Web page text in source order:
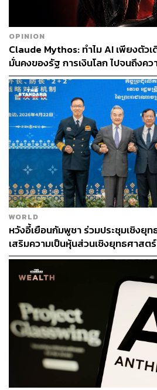
ทางด้าน ดร.กิตติ โฆษะวิสุทธิ์ ผู้จัดก
ปลอดภัยด้านสารสนเทศและความป
กรุงเทพ จำกัด (มหาชน) กล่าวว่า สา
มากมีความพร้อมในระดับ ‘สมบูรณ์’
ความรู้ความเข้าใจ และอีกประเด็น
ประเทศไทยยังไม่ถูกหมายเป้าเป็นจุ
สามารถมองในแง่ดีได้ แต่ในขณะเดีย
เหตุผลที่ทำให้เราไม่มีแรงจูงใจเพียง
เป็นเหตุผลหลักว่าทำไมทั้งเอกชนแล
ความรู้ให้กับผู้คน
ดร.กิตติ โฆษะวิสุทธิ์ ผู้จัดการบริห
ด้านสารสนเทศและความปลอดภัย
จำกัด (มหาช
OPINION
Claude Mythos: ทำไม AI เพียงตัว
มั่นคงของรัฐ การเงินโลก ไปจนถึงค
ธุรกิจ
WORLD
หวังอี้เยือนกัมพูชา ร่วมประชุมเชิงยุ
เสริมความเป็นหุ้นส่วนเชิงยุทธศาสต
กลไกทวิภาคีสร้างความไว้วางใจ